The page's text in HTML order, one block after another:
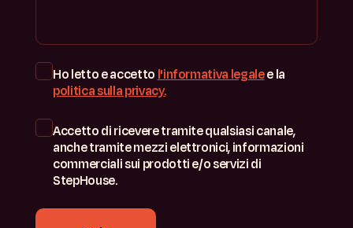
Ho letto e accetto l'informativa legalee la
politica sulla privacy.
Accetto di ricevere tramite qualsiasi canale,
anche tramite mezzi elettronici, informazioni
commerciali sui prodotti e/o servizi di
StepHouse.